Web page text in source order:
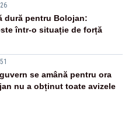
dură pentru Bolojan:
într-o situație de forță
se amână pentru ora
nu a obținut toate avizele